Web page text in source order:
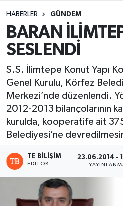
HABERLER GÜNDEM
BARAN
SESLENDİ
S.S. İlimtepe Konut Yapı
Genel Kurulu, Körfez
Merkezi’nde düzenlendi.
2012-2013 bilançolarının
kurulda, kooperatife ait
Belediyesi’ne
TE BILIŞIM
EDITÖR
23.06.2014 -